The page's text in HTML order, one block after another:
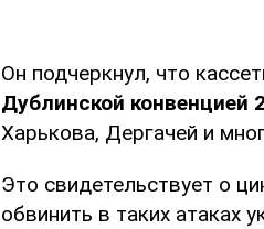
Он подчеркнул, что
Дублинской конвенцией
Харькова, Дергачей и
Это свидетельствует о
обвинить в таких атаках